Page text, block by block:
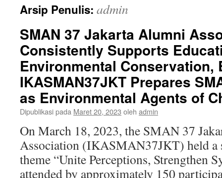
isiArsip Penulis: admin
SMAN 37 Jakarta Alumni
Consistently Supports
Environmental Conservation,
IKASMAN37JKT Prepares
as Environmental Agents of
Dipublikasi pada Maret 20, 2023 oleh admin
On March 18, 2023, the SMAN 37
Association (IKASMAN37JKT) held a
theme “Unite Perceptions, Strengthen
attended by approximately 150